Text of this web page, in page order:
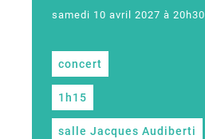
samedi 10 avril 2027 à 20h30
concert
1h15
salle Jacques Audiberti